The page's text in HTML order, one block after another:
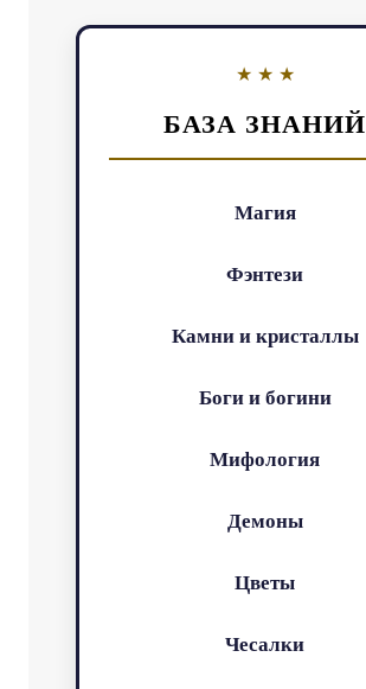
БАЗА ЗНАНИЙ
Магия
Фэнтези
Камни и кристаллы
Боги и богини
Мифология
Демоны
Цветы
Чесалки